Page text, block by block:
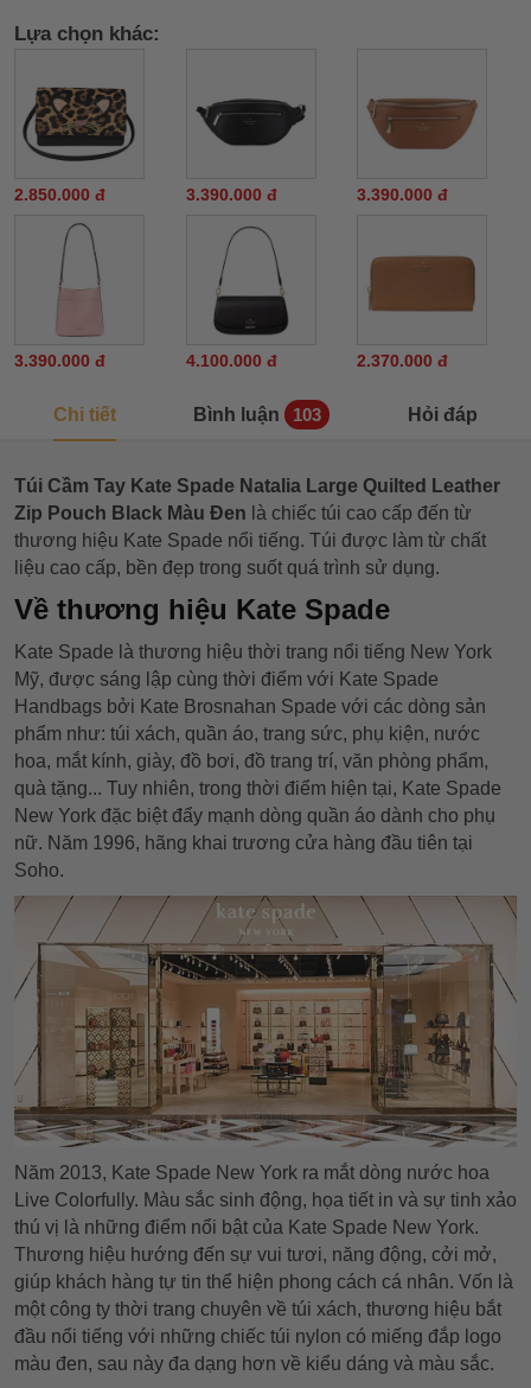
Lựa chọn khác:
2.850.000 đ 3.390.000 đ 3.390.000 đ
3.390.000 đ 4.100.000 đ 2.370.000 đ
Chi tiết Bình luận 103 Hỏi đáp
Túi Cầm Tay Kate Spade Natalia Large Quilted Leather
Zip Pouch Black Màu Đen là chiếc túi cao cấp đến từ
thương hiệu Kate Spade nổi tiếng. Túi được làm từ chất
liệu cao cấp, bền đẹp trong suốt quá trình sử dụng.
Về thương hiệu Kate Spade
Kate Spade là thương hiệu thời trang nổi tiếng New York
Mỹ, được sáng lập cùng thời điểm với Kate Spade
Handbags bởi Kate Brosnahan Spade với các dòng sản
phẩm như: túi xách, quần áo, trang sức, phụ kiện, nước
hoa, mắt kính, giày, đồ bơi, đồ trang trí, văn phòng phẩm,
quà tặng... Tuy nhiên, trong thời điểm hiện tại, Kate Spade
New York đặc biệt đẩy mạnh dòng quần áo dành cho phụ
nữ. Năm 1996, hãng khai trương cửa hàng đầu tiên tại
Soho.
Năm 2013, Kate Spade New York ra mắt dòng nước hoa
Live Colorfully. Màu sắc sinh động, họa tiết in và sự tinh xảo
thú vị là những điểm nổi bật của Kate Spade New York.
Thương hiệu hướng đến sự vui tươi, năng động, cởi mở,
giúp khách hàng tự tin thể hiện phong cách cá nhân. Vốn là
một công ty thời trang chuyên về túi xách, thương hiệu bắt
đầu nổi tiếng với những chiếc túi nylon có miếng đắp logo
màu đen, sau này đa dạng hơn về kiểu dáng và màu sắc.